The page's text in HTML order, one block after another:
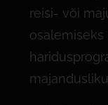
reisi- või
osalemiseks